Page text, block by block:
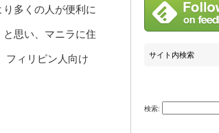
多くの人が便利に
思い、マニラに住
フィリピン人向け
検索: